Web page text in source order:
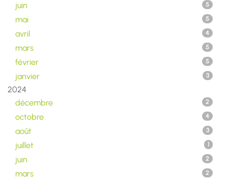
juin 5
mai 5
avril 4
mars 5
février 5
janvier 3
2024
décembre
2
octobre 4
août 3
juillet 1
juin 2
mars 2